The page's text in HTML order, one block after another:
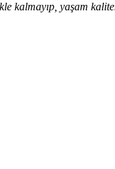
kalmayıp, yaşam